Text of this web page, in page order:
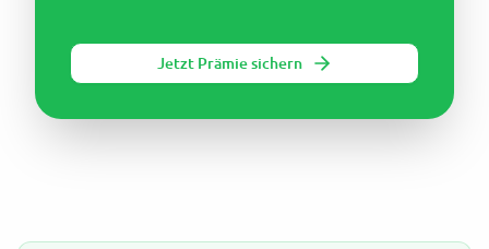
Jetzt Prämie sichern